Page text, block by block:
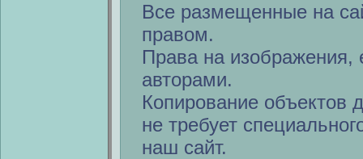
Все размещенные на
правом.
Права на изображения,
авторами.
Копирование объектов
не требует
наш сайт.